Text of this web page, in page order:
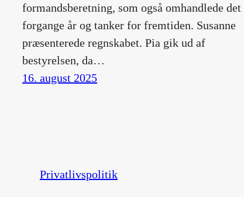
formandsberetning, som også omhandlede det
forgange år og tanker for fremtiden. Susanne
præsenterede regnskabet. Pia gik ud af
bestyrelsen, da…
16. august 2025
Privatlivspolitik